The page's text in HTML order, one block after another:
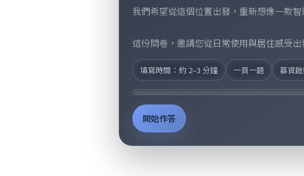
我們希望從這個位置出發，重新想像一款
這份問卷，邀請您從日常使用與居住感受
填寫時間：約 2–3 分鐘 一頁一題 募資
開始作答